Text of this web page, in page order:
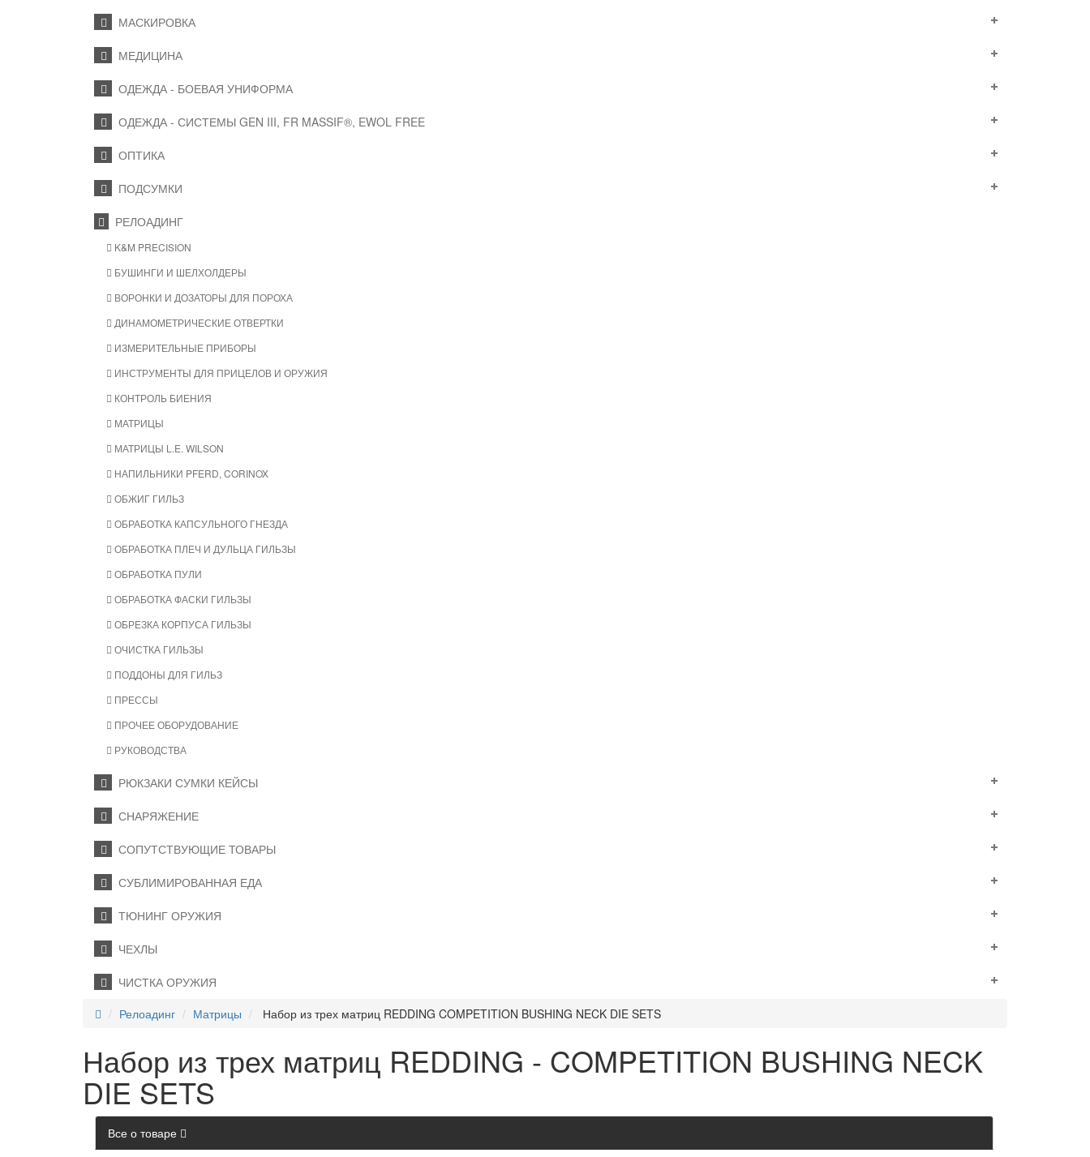
МАСКИРОВКА
МЕДИЦИНА
ОДЕЖДА - БОЕВАЯ УНИФОРМА
ОДЕЖДА - СИСТЕМЫ GEN III, FR MASSIF®, EWOL FREE
ОПТИКА
ПОДСУМКИ
РЕЛОАДИНГ
K&M PRECISION
БУШИНГИ И ШЕЛХОЛДЕРЫ
ВОРОНКИ И ДОЗАТОРЫ ДЛЯ ПОРОХА
ДИНАМОМЕТРИЧЕСКИЕ ОТВЕРТКИ
ИЗМЕРИТЕЛЬНЫЕ ПРИБОРЫ
ИНСТРУМЕНТЫ ДЛЯ ПРИЦЕЛОВ И ОРУЖИЯ
КОНТРОЛЬ БИЕНИЯ
МАТРИЦЫ
МАТРИЦЫ L.E. WILSON
НАПИЛЬНИКИ PFERD, CORINOX
ОБЖИГ ГИЛЬЗ
ОБРАБОТКА КАПСУЛЬНОГО ГНЕЗДА
ОБРАБОТКА ПЛЕЧ И ДУЛЬЦА ГИЛЬЗЫ
ОБРАБОТКА ПУЛИ
ОБРАБОТКА ФАСКИ ГИЛЬЗЫ
ОБРЕЗКА КОРПУСА ГИЛЬЗЫ
ОЧИСТКА ГИЛЬЗЫ
ПОДДОНЫ ДЛЯ ГИЛЬЗ
ПРЕССЫ
ПРОЧЕЕ ОБОРУДОВАНИЕ
РУКОВОДСТВА
РЮКЗАКИ СУМКИ КЕЙСЫ
СНАРЯЖЕНИЕ
СОПУТСТВУЮЩИЕ ТОВАРЫ
СУБЛИМИРОВАННАЯ ЕДА
ТЮНИНГ ОРУЖИЯ
ЧЕХЛЫ
ЧИСТКА ОРУЖИЯ
Релоадинг
Матрицы Набор из трех матриц REDDING COMPETITION BUSHING NECK DIE SETS
Набор из трех матриц REDDING - COMPETITION BUSHING NECK
DIE SETS
Все о товаре